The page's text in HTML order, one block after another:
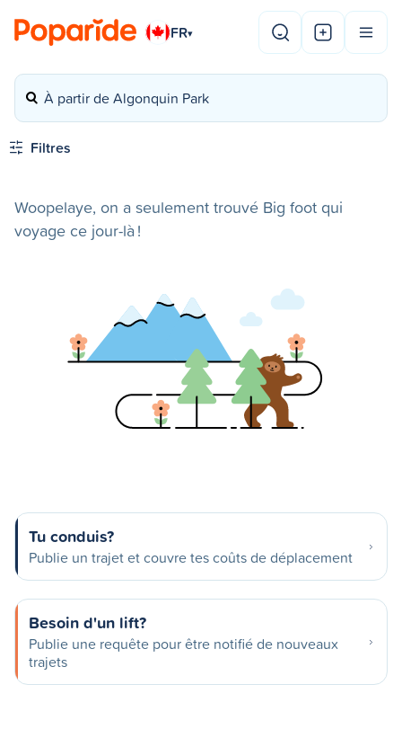
FR▾
À partir de Algonquin Park
Filtres
Woopelaye, on a seulement trouvé Big foot qui
voyage ce jour-là !
Tu conduis?
Publie un trajet et couvre tes coûts de déplacement
Besoin d'un lift?
Publie une requête pour être notifié de nouveaux
trajets